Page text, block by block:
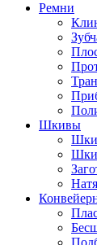
Ремни
Шкивы